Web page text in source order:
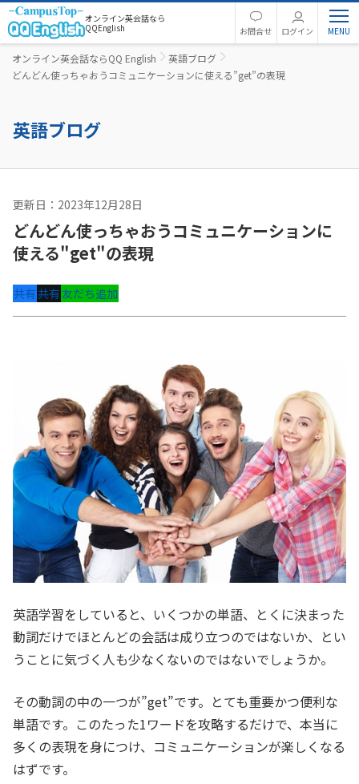
オンライン英会話なら
QQEnglish
お問合せ ログイン
オンライン英会話ならQQ English
英語ブログ
どんどん使っちゃおうコミュニケーションに使える”get”の表現
英語ブログ
更新日：2023年12月28日
どんどん使っちゃおうコミュニケーションに
使える"get"の表現
共有共有友だち追加
英語学習をしていると、いくつかの単語、とくに決まった
動詞だけでほとんどの会話は成り立つのではないか、とい
うことに気づく人も少なくないのではないでしょうか。
その動詞の中の一つが”get”です。とても重要かつ便利な
単語です。このたった1ワードを攻略するだけで、本当に
多くの表現を身につけ、コミュニケーションが楽しくなる
はずです。